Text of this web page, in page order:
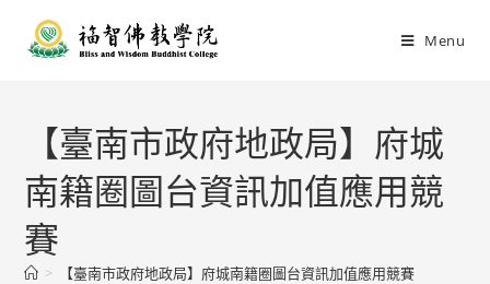
Menu
【臺南市政府地政局】府城
南籍圈圖台資訊加值應用競
賽
> 【臺南市政府地政局】府城南籍圈圖台資訊加值應用競賽